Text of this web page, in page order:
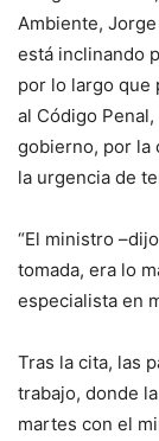
Ambiente,
está inclinando
por lo largo que
al Código
gobierno, por la
la urgencia de
“El ministro
tomada, era lo
especialista en
Tras la cita, las
trabajo, donde
martes con el